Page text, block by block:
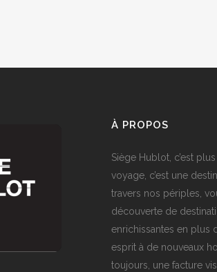
À PROPOS
Siège Hublot, c’est
voyage, c’est une
travers nos périples,
découverte de
enrichissantes en plus
esprit à de nouveaux
toujours, une facture